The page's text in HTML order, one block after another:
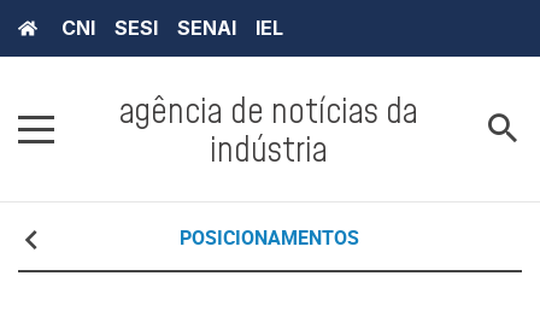
CNI SESI SENAI IEL
agência de notícias da
indústria
POSICIONAMENTOS